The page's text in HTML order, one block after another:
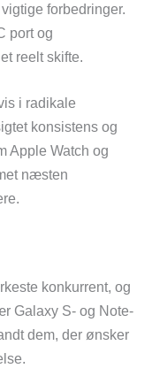
forbedringer.
port og
reelt skifte.
i radikale
konsistens og
Apple Watch og
næsten
konkurrent, og
Galaxy S- og Note-
dem, der ønsker